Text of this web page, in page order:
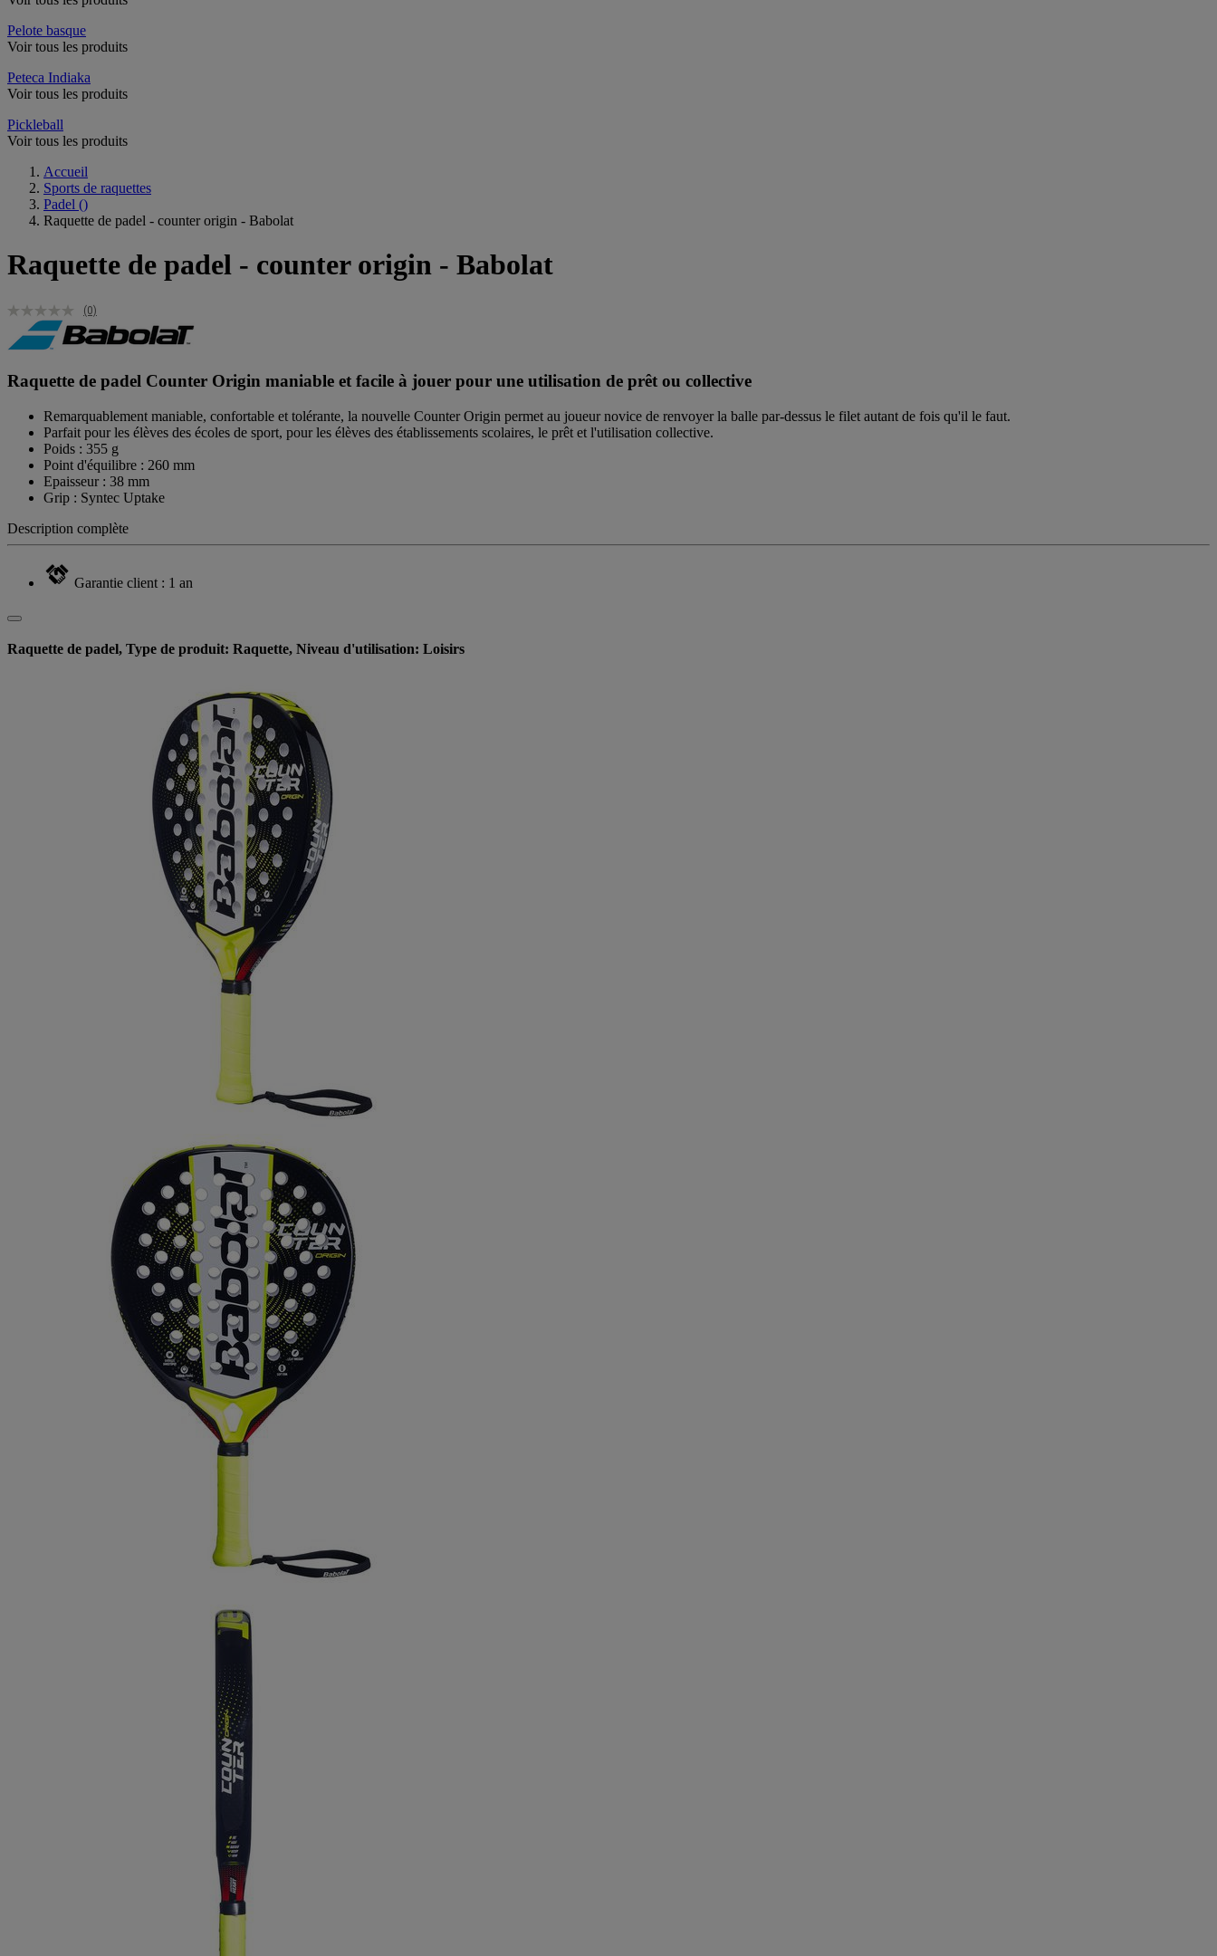
Pelote basque
Voir tous les produits
Peteca Indiaka
Voir tous les produits
Pickleball
Voir tous les produits
Accueil
Sports de raquettes
Padel ()
Raquette de padel - counter origin - Babolat
Raquette de padel - counter origin - Babolat
(0)
Raquette de padel Counter Origin maniable et facile à jouer pour une utilisation de prêt ou collective
Remarquablement maniable, confortable et tolérante, la nouvelle Counter Origin permet au joueur novice de renvoyer la balle par-dessus le filet autant de fois qu'il le faut.
Parfait pour les élèves des écoles de sport, pour les élèves des établissements scolaires, le prêt et l'utilisation collective.
Poids : 355 g
Point d'équilibre : 260 mm
Epaisseur : 38 mm
Grip : Syntec Uptake
Description complète
Garantie client : 1 an
Raquette de padel, Type de produit: Raquette, Niveau d'utilisation: Loisirs